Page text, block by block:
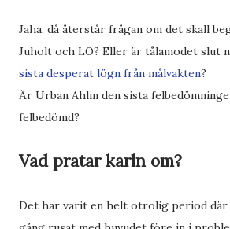
Jaha, då återstår frågan om det skall
Juholt och LO? Eller är tålamodet slut
sista desperat lögn från målvakten?
Är Urban Ahlin den sista
felbedömd?
Vad pratar karln om?
Det har varit en helt otrolig period där